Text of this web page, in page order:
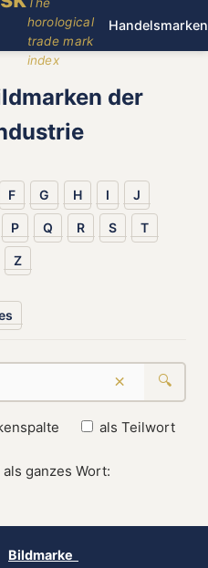
horological
trade mark
index
Handelsmarken
der
F G H I J
P Q R S T
Z
× 🔍
als Teilwort
ganzes Wort:
Bildmarke